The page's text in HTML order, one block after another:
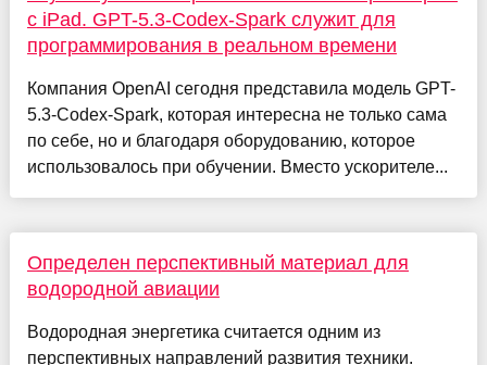
с iPad. GPT-5.3-Codex-Spark служит для
программирования в реальном времени
Компания OpenAI сегодня представила модель GPT-
5.3-Codex-Spark, которая интересна не только сама
по себе, но и благодаря оборудованию, которое
использовалось при обучении. Вместо ускорителе...
Определен перспективный материал для
водородной авиации
Водородная энергетика считается одним из
перспективных направлений развития техники.